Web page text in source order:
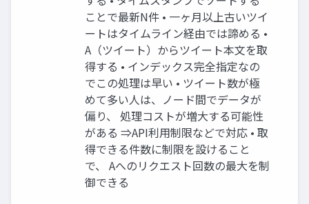
ことで最新N件 • 一ヶ月以上古いツイ
ートはタイムライン経由では諦める •
A（ツイート）からツイート本文を取
得する • インデックス完全指定なの
でこの処理は早い • ツイート数が極
めて多い人は、ノード間でデータが
偏り、 処理コストが増大する可能性
がある ⇒API利用制限などで対応 • 取
得できる件数に制限を設けること
で、 Aへのリクエスト回数の最大を制
御できる